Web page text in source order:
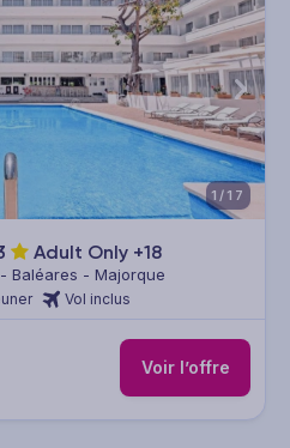
1/17
Adult Only +18
Baléares - Majorque
Vol inclus
Voir l’offre